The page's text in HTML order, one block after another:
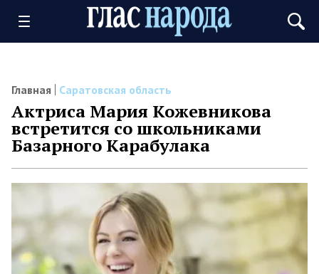
Главная Саратовская область
Актриса Мария Кожевникова
встретится со школьниками
Базарного Карабулака